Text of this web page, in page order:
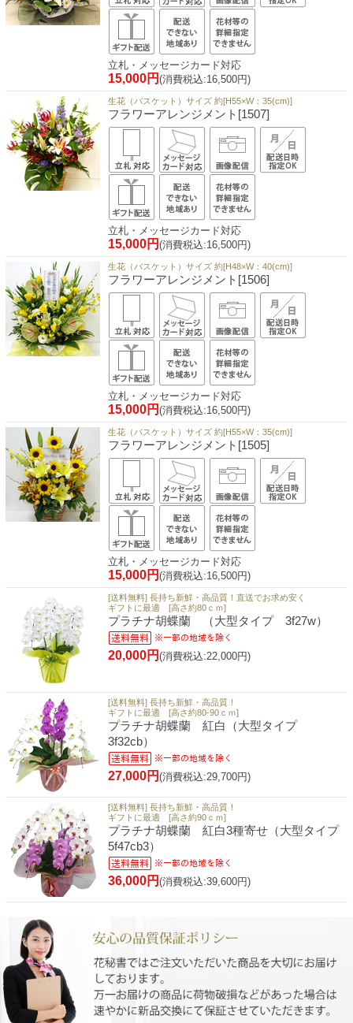
立札・メッセージカード対応
15,000円 (消費税込:16,500円)
生花（バスケット）サイズ 約[H55×W：35(cm)]
フラワーアレンジメント[1507]
立札・メッセージカード対応
15,000円 (消費税込:16,500円)
生花（バスケット）サイズ 約[H48×W：40(cm)]
フラワーアレンジメント[1506]
立札・メッセージカード対応
15,000円 (消費税込:16,500円)
生花（バスケット）サイズ 約[H55×W：35(cm)]
フラワーアレンジメント[1505]
立札・メッセージカード対応
15,000円 (消費税込:16,500円)
[送料無料] 長持ち新鮮・高品質！直送でお求め安く
ギフトに最適 [高さ約80ｃｍ]
プラチナ胡蝶蘭 （大型タイプ 3f27w）
20,000円 (消費税込:22,000円)
[送料無料] 長持ち新鮮・高品質！
ギフトに最適 [高さ約80-90ｃｍ]
プラチナ胡蝶蘭 紅白（大型タイプ
3f32cb）
27,000円 (消費税込:29,700円)
[送料無料] 長持ち新鮮・高品質！
ギフトに最適 [高さ約90ｃｍ]
プラチナ胡蝶蘭 紅白3種寄せ（大型タイプ
5f47cb3）
36,000円 (消費税込:39,600円)